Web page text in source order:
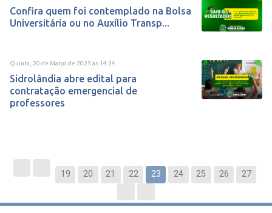
Confira quem foi contemplado na Bolsa
Universitária ou no Auxílio Transp...
Quinta, 20 de Março de 2025 às 14:24
Sidrolândia abre edital para
contratação emergencial de
professores
19 20 21 22 23 24 25 26 27